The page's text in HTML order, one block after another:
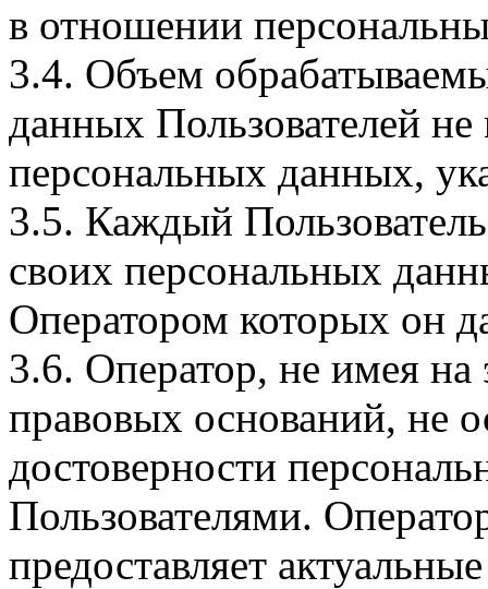
в отношении
3.4. Объем
данных Пользователей
персональных данных,
3.5. Каждый
своих персональных
Оператором которых он
3.6. Оператор, не имея
правовых оснований, не
достоверности
Пользователями.
предоставляет